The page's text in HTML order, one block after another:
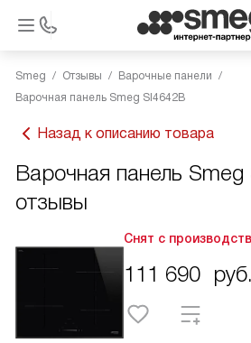
Smeg Отзывы
Варочные панели
Варочная панель Smeg SI4642B
Назад к описанию товара
Варочная панель Smeg
отзывы
Снят с
111 690 руб.